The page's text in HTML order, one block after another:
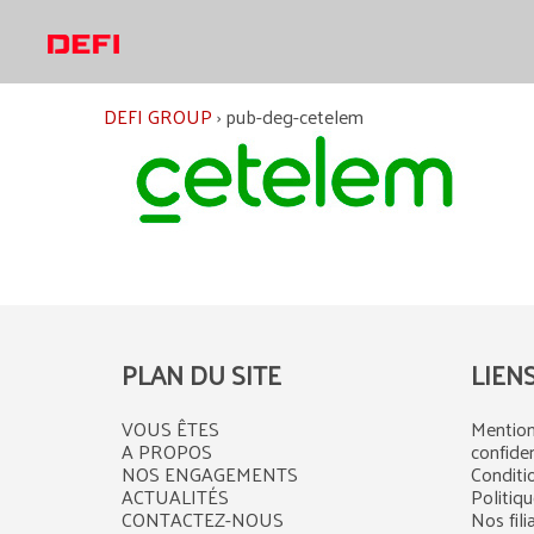
contenu
DEFI GROUP›pub-deg-cetelem
PLAN DU SITE
VOUS ÊTES
A PROPOS
NOS ENGAGEMENTS
ACTUALITÉS
CONTACTEZ-NOUS Nos